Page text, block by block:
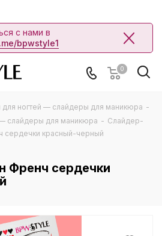
с нами в
bpwstyle1
0
для ногтей — слайдеры для маникюра -
слайдеры для маникюра - Слайдер-
сердечки красный-черный
Френч сердечки